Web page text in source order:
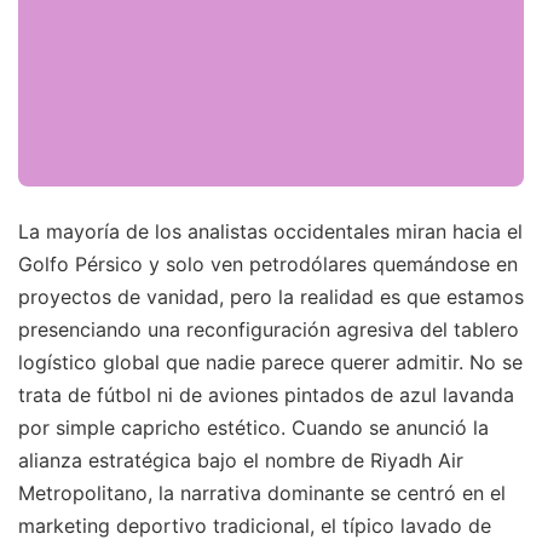
La mayoría de los analistas occidentales miran hacia el
Golfo Pérsico y solo ven petrodólares quemándose en
proyectos de vanidad, pero la realidad es que estamos
presenciando una reconfiguración agresiva del tablero
logístico global que nadie parece querer admitir. No se
trata de fútbol ni de aviones pintados de azul lavanda
por simple capricho estético. Cuando se anunció la
alianza estratégica bajo el nombre de Riyadh Air
Metropolitano, la narrativa dominante se centró en el
marketing deportivo tradicional, el típico lavado de